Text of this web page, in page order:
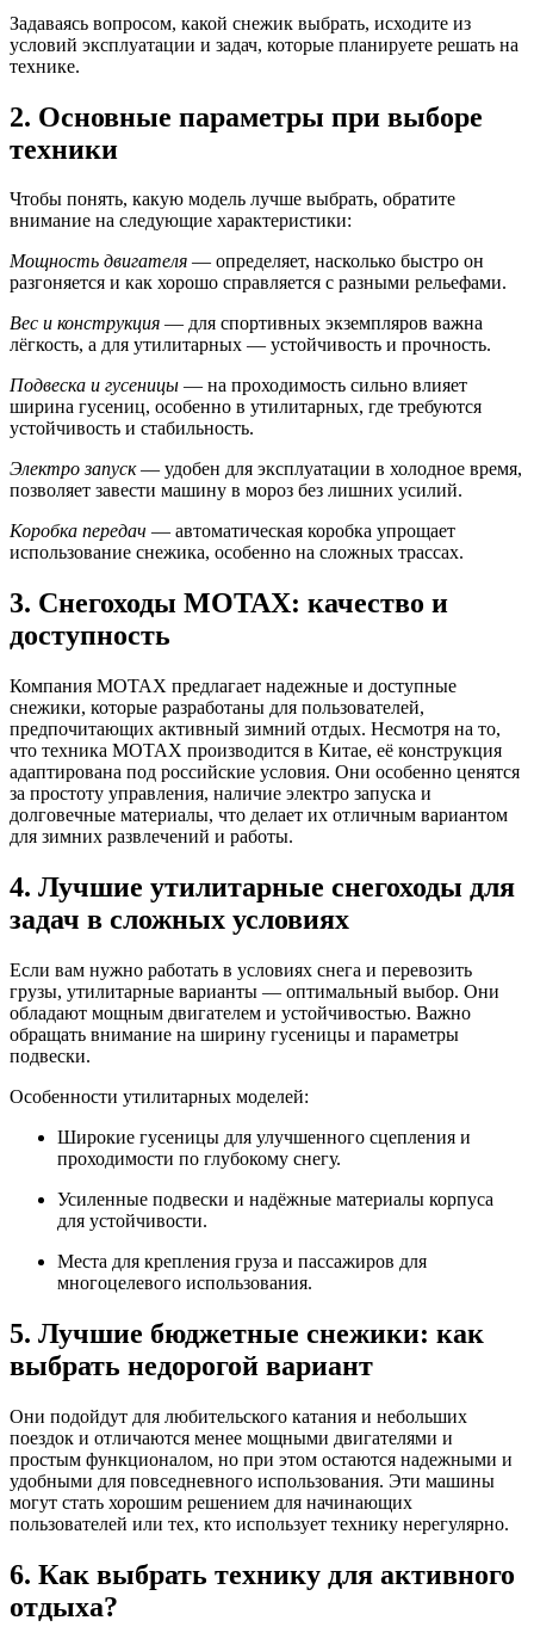
Задаваясь вопросом, какой снежик выбрать, исходите из
условий эксплуатации и задач, которые планируете решать на
технике.
2. Основные параметры при выборе
техники
Чтобы понять, какую модель лучше выбрать, обратите
внимание на следующие характеристики:
Мощность двигателя — определяет, насколько быстро он
разгоняется и как хорошо справляется с разными рельефами.
Вес и конструкция — для спортивных экземпляров важна
лёгкость, а для утилитарных — устойчивость и прочность.
Подвеска и гусеницы — на проходимость сильно влияет
ширина гусениц, особенно в утилитарных, где требуются
устойчивость и стабильность.
Электро запуск— удобен для эксплуатации в холодное время,
позволяет завести машину в мороз без лишних усилий.
Коробка передач — автоматическая коробка упрощает
использование снежика, особенно на сложных трассах.
3. Снегоходы MOTAX: качество и
доступность
Компания MOTAX предлагает надежные и доступные
снежики, которые разработаны для пользователей,
предпочитающих активный зимний отдых. Несмотря на то,
что техника MOTAX производится в Китае, её конструкция
адаптирована под российские условия. Они особенно ценятся
за простоту управления, наличие электро запуска и
долговечные материалы, что делает их отличным вариантом
для зимних развлечений и работы.
4. Лучшие утилитарные снегоходы для
задач в сложных условиях
Если вам нужно работать в условиях снега и перевозить
грузы, утилитарные варианты — оптимальный выбор. Они
обладают мощным двигателем и устойчивостью. Важно
обращать внимание на ширину гусеницы и параметры
подвески.
Особенности утилитарных моделей:
Широкие гусеницы для улучшенного сцепления и
проходимости по глубокому снегу.
Усиленные подвески и надёжные материалы корпуса
для устойчивости.
Места для крепления груза и пассажиров для
многоцелевого использования.
5. Лучшие бюджетные снежики: как
выбрать недорогой вариант
Они подойдут для любительского катания и небольших
поездок и отличаются менее мощными двигателями и
простым функционалом, но при этом остаются надежными и
удобными для повседневного использования. Эти машины
могут стать хорошим решением для начинающих
пользователей или тех, кто использует технику нерегулярно.
6. Как выбрать технику для активного
отдыха?